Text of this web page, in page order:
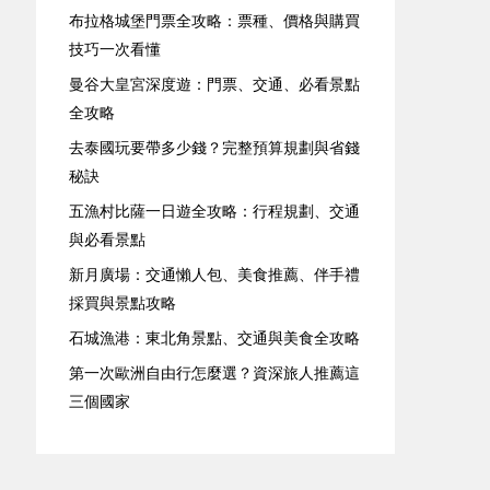
布拉格城堡門票全攻略：票種、價格與購買
技巧一次看懂
曼谷大皇宮深度遊：門票、交通、必看景點
全攻略
去泰國玩要帶多少錢？完整預算規劃與省錢
秘訣
五漁村比薩一日遊全攻略：行程規劃、交通
與必看景點
新月廣場：交通懶人包、美食推薦、伴手禮
採買與景點攻略
石城漁港：東北角景點、交通與美食全攻略
第一次歐洲自由行怎麼選？資深旅人推薦這
三個國家